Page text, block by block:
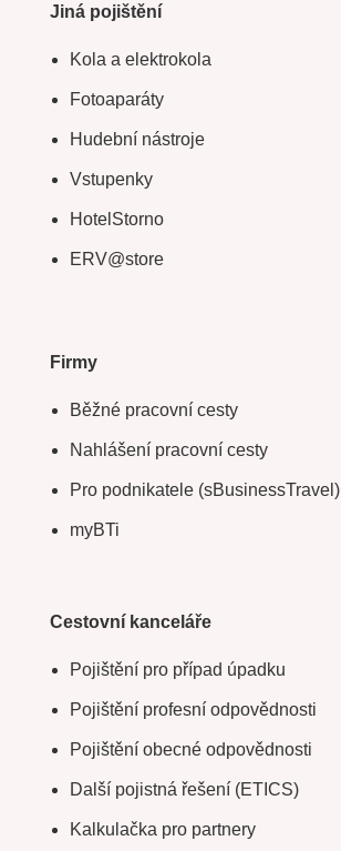
Jiná pojištění
Kola a elektrokola
Fotoaparáty
Hudební nástroje
Vstupenky
HotelStorno
ERV@store
Firmy
Běžné pracovní cesty
Nahlášení pracovní cesty
Pro podnikatele (sBusinessTravel)
myBTi
Cestovní kanceláře
Pojištění pro případ úpadku
Pojištění profesní odpovědnosti
Pojištění obecné odpovědnosti
Další pojistná řešení (ETICS)
Kalkulačka pro partnery